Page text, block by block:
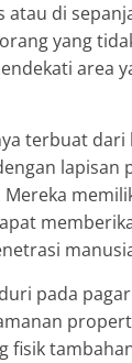
atau di
yang
area
terbuat dari
lapisan
pada
fisik